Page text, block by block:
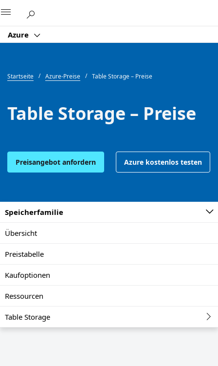
Azure
Startseite Azure-Preise Table Storage – Preise
Table Storage – Preise
Preisangebot anfordern Azure kostenlos testen
Speicherfamilie
Übersicht
Preistabelle
Kaufoptionen
Ressourcen
Table Storage